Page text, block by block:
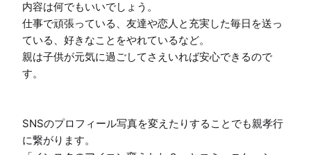
内容は何でもいいでしょう。
仕事で頑張っている、友達や恋人と充実した毎日を送っ
ている、好きなことをやれているなど。
親は子供が元気に過ごしてさえいれば安心できるので
す。
SNSのプロフィール写真を変えたりすることでも親孝行
に繋がります。